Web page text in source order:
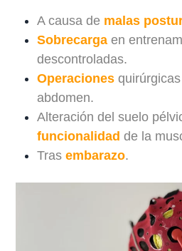
A causa de malas
Sobrecarga en
descontroladas.
Operaciones
abdomen.
Alteración del suelo
funcionalidad de la
Trasembarazo.